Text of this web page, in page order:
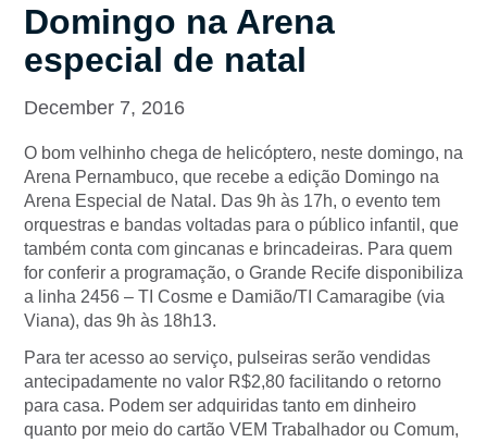
Domingo na Arena
especial de natal
December 7, 2016
O bom velhinho chega de helicóptero, neste domingo, na
Arena Pernambuco, que recebe a edição Domingo na
Arena Especial de Natal. Das 9h às 17h, o evento tem
orquestras e bandas voltadas para o público infantil, que
também conta com gincanas e brincadeiras. Para quem
for conferir a programação, o Grande Recife disponibiliza
a linha 2456 – TI Cosme e Damião/TI Camaragibe (via
Viana), das 9h às 18h13.
Para ter acesso ao serviço, pulseiras serão vendidas
antecipadamente no va lor R$2,80 facilitando o retorno
para casa. Podem ser adquiridas tanto em dinheiro
quanto por meio do cartão VEM Trabalhador ou Comum,